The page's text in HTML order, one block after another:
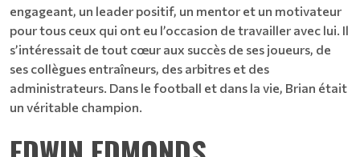
engageant, un leader positif, un mentor et un motivateur
pour tous ceux qui ont eu l’occasion de travailler avec lui. Il
s’intéressait de tout cœur aux succès de ses joueurs, de
ses collègues entraîneurs, des arbitres et des
administrateurs. Dans le football et dans la vie, Brian était
un véritable champion.